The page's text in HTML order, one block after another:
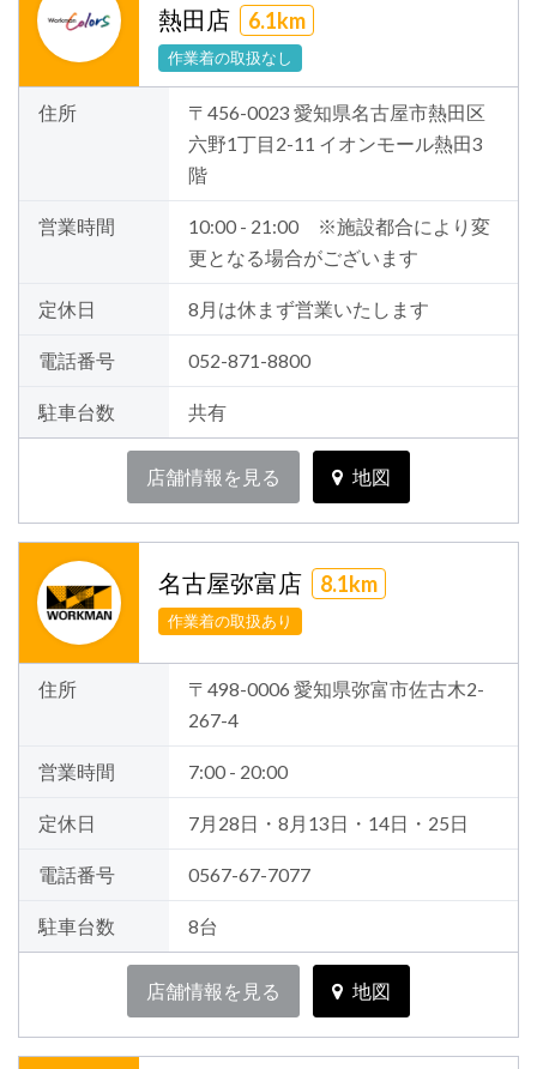
熱田店
6.1km
作業着の取扱なし
住所
〒456-0023 愛知県名古屋市熱田区
六野1丁目2-11 イオンモール熱田3
階
営業時間
10:00 - 21:00 ※施設都合により変
更となる場合がございます
定休日 8月は休まず営業いたします
電話番号 052-871-8800
駐車台数 共有
店舗情報を見る 地図
名古屋弥富店 8.1km
作業着の取扱あり
住所
〒498-0006 愛知県弥富市佐古木2-
267-4
営業時間 7:00 - 20:00
定休日 7月28日・8月13日・14日・25日
電話番号 0567-67-7077
駐車台数 8台
店舗情報を見る 地図